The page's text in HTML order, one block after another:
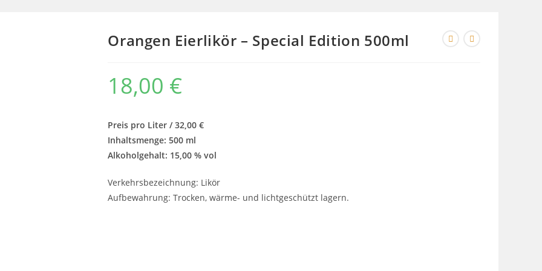
Orangen Eierlikör – Special Edition 500ml
18,00 €
Preis pro Liter / 32,00 €
Inhaltsmenge: 500 ml
Alkoholgehalt: 15,00 % vol
Verkehrs­bezeichnung: Likör
Aufbewahrung: Trocken, wärme- und lichtgeschützt lagern.